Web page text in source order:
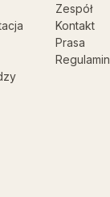
Zespół
Kontakt
Prasa
Regulamin